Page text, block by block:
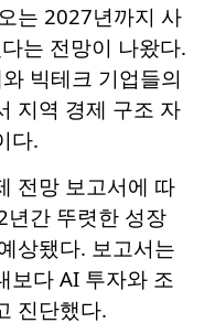
는 2027년까지 사
는 전망이 나왔다.
빅테크 기업들의
지역 경제 구조 자
다.
전망 보고서에 따
년간 뚜렷한 성장
상됐다. 보고서는
보다 AI 투자와 조
진단했다.